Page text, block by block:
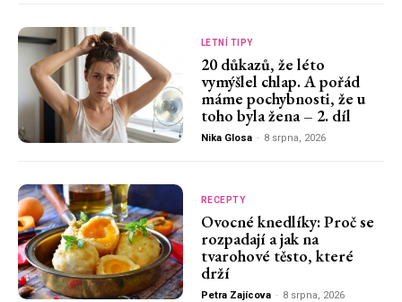
LETNÍ TIPY
20 důkazů, že léto
vymýšlel chlap. A pořád
máme pochybnosti, že u
toho byla žena – 2. díl
Nika Glosa - 8 srpna, 2026
RECEPTY
Ovocné knedlíky: Proč se
rozpadají a jak na
tvarohové těsto, které
drží
Petra Zajícova - 8 srpna, 2026